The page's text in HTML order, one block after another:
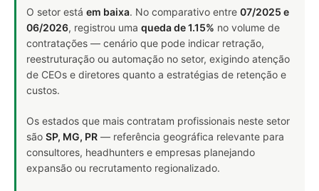
O setor está em baixa. No comparativo entre 07/2025 e
06/2026, registrou uma queda de 1.15% no volume de
contratações — cenário que pode indicar retração,
reestruturação ou automação no setor, exigindo atenção
de CEOs e diretores quanto a estratégias de retenção e
custos.
Os estados que mais contratam profissionais neste setor
são SP, MG, PR — referência geográfica relevante para
consultores, headhunters e empresas planejando
expansão ou recrutamento regionalizado.